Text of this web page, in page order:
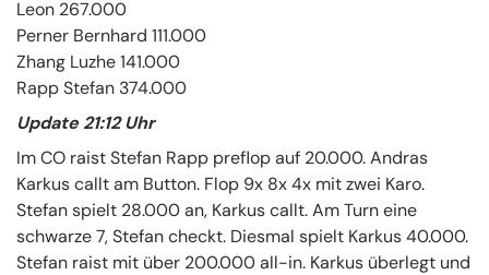
Leon 267.000
Perner Bernhard 111.000
Zhang Luzhe 141.000
Rapp Stefan 374.000
Update 21:12 Uhr
Im CO raist Stefan Rapp preflop auf 20.000. Andras
Karkus callt am Button. Flop 9x 8x 4x mit zwei Karo.
Stefan spielt 28.000 an, Karkus callt. Am Turn eine
schwarze 7, Stefan checkt. Diesmal spielt Karkus 40.000.
Stefan raist mit über 200.000 all-in. Karkus überlegt und